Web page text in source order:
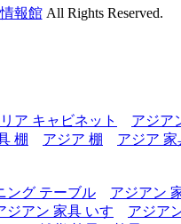
報館All Rights Reserved.
ア キャビネット アジア
棚 アジア 棚 アジア 家
ング テーブル アジアン
ジアン 家具 いす アジア